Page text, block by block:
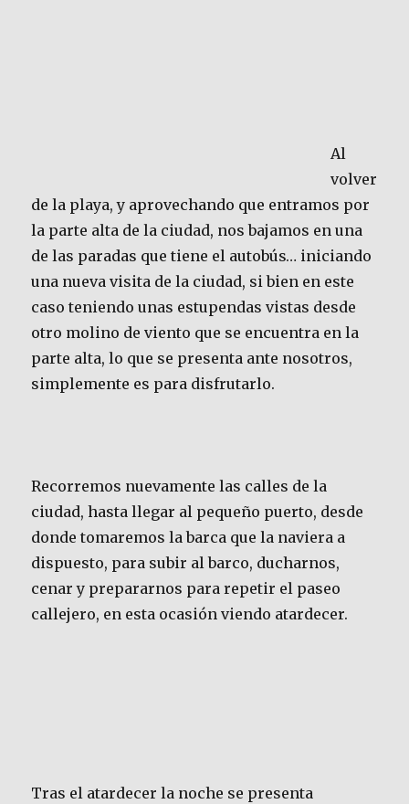
Al
volver
de la playa, y aprovechando que entramos por
la parte alta de la ciudad, nos bajamos en una
de las paradas que tiene el autobús… iniciando
una nueva visita de la ciudad, si bien en este
caso teniendo unas estupendas vistas desde
otro molino de viento que se encuentra en la
parte alta, lo que se presenta ante nosotros,
simplemente es para disfrutarlo.
Recorremos nuevamente las calles de la
ciudad, hasta llegar al pequeño puerto, desde
donde tomaremos la barca que la naviera a
dispuesto, para subir al barco, ducharnos,
cenar y prepararnos para repetir el paseo
callejero, en esta ocasión viendo atardecer.
Tras el atardecer la noche se presenta